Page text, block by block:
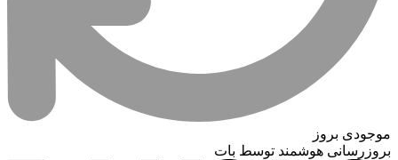
موجودی بروز
بروزرسانی هوشمند توسط بات